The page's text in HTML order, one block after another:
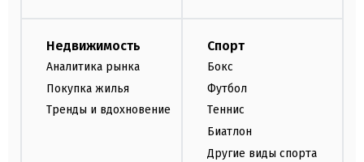
Недвижимость
Аналитика рынка
Покупка жилья
Тренды и вдохновение
Спорт
Бокс
Футбол
Теннис
Биатлон
Другие виды спорта